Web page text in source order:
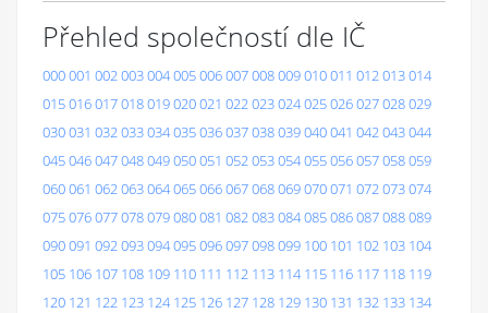
Přehled společností dle IČ
000001 002003004005006007008009010011 012013014
015016017018019020021 022023024025026027028029
030031 032033034035036037038039040041 042043044
045046047048049050051 052053054055056057058059
060061 062063064065066067068069070071 072073074
075076077078079080081 082083084085086087088089
090091 092093094095096097098099 100 101 102 103 104
105 106 107 108 109 110 111 112 113 114 115 116 117 118 119
120 121 122 123 124 125 126 127 128 129 130 131 132 133 134